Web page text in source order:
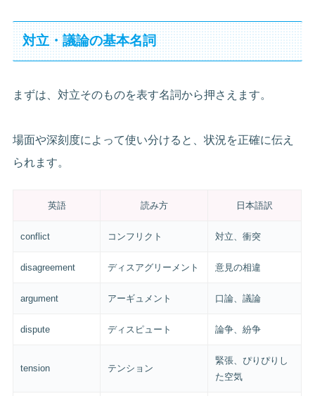
対立・議論の基本名詞
まずは、対立そのものを表す名詞から押さえます。
場面や深刻度によって使い分けると、状況を正確に伝え
られます。
英語 読み方 日本語訳
conflict コンフリクト 対立、衝突
disagreement ディスアグリーメント 意見の相違
argument アーギュメント 口論、議論
dispute ディスピュート 論争、紛争
tension テンション
緊張、ぴりぴりし
た空気